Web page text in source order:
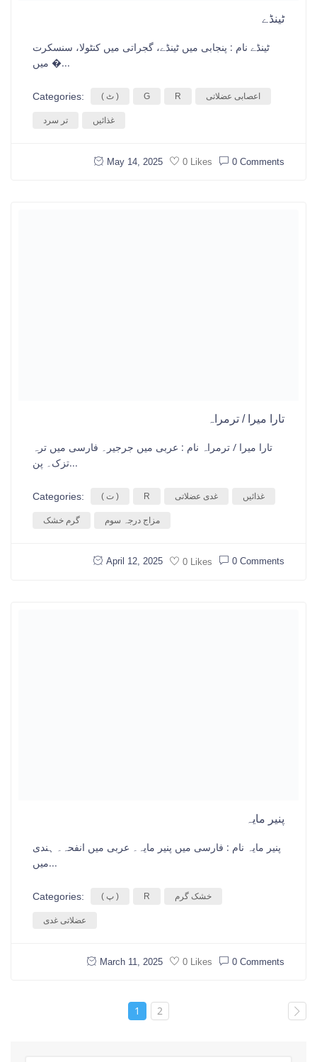
ٹینڈے
ٹینڈے نام : پنجابی میں ٹینڈے، گجراتی میں کنٹولا، سنسکرت
میں �...
Categories: ( ٹ ) G R اعصابی عضلاتی
تر سرد غذائیں
May 14, 2025 0 Likes 0 Comments
تارا میرا / ترمراہ
تارا میرا / ترمراہ نام : عربی میں جرجیر۔ فارسی میں ترہ
تزک۔ پن...
Categories: ( ت ) R غدی عضلاتی غذائیں
گرم خشک مزاج درجہ سوم
April 12, 2025 0 Likes 0 Comments
پنیر مایہ
پنیر مایہ نام : فارسی میں پنیر مایہ۔ عربی میں انفحہ۔ ہندی
میں...
Categories: ( پ ) R خشک گرم
عضلاتی غدی
March 11, 2025 0 Likes 0 Comments
1 2